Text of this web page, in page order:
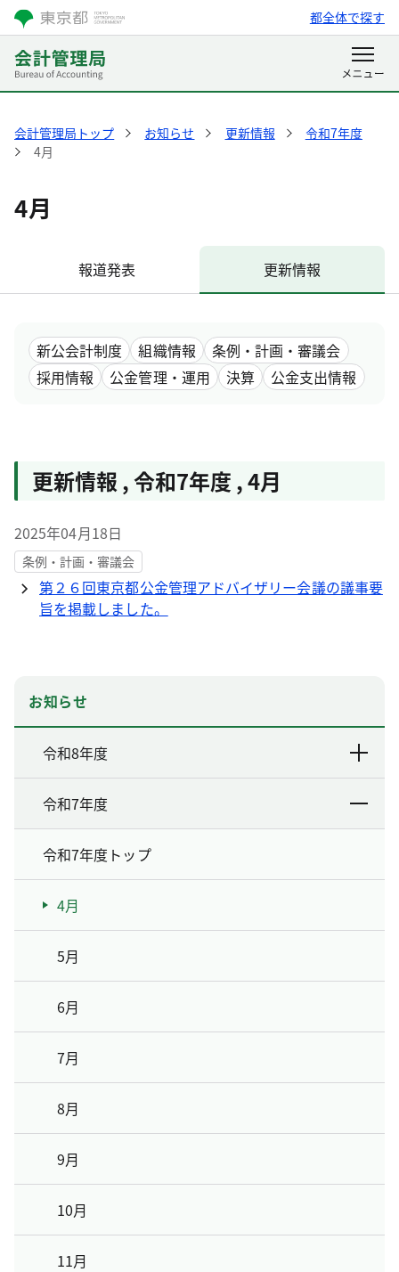
都全体で探す
会計管理局トップ お知らせ 更新情報
令和7年度
4月
4月
報道発表 更新情報
新公会計制度 組織情報
条例・計画・審議会
採用情報
公金管理・運用 決算 公金支出情報
更新情報 ,令和7年度 ,4月
2025年04月18日
条例・計画・審議会
第２６回東京都公金管理アドバイザリー会議の議事要
旨を掲載しました。
お知らせ
令和8年度
令和7年度
令和7年度トップ
4月
5月
6月
7月
8月
9月
10月
11月